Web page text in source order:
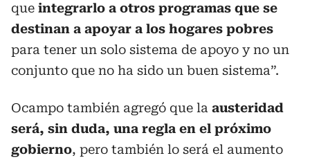
que integrarlo a otros programas que se
destinan a apoyar a los hogares pobres
para tener un solo sistema de apoyo y no un
conjunto que no ha sido un buen sistema”.
Ocampo también agregó que la austeridad
será, sin duda, una regla en el próximo
gobierno, pero también lo será el aumento